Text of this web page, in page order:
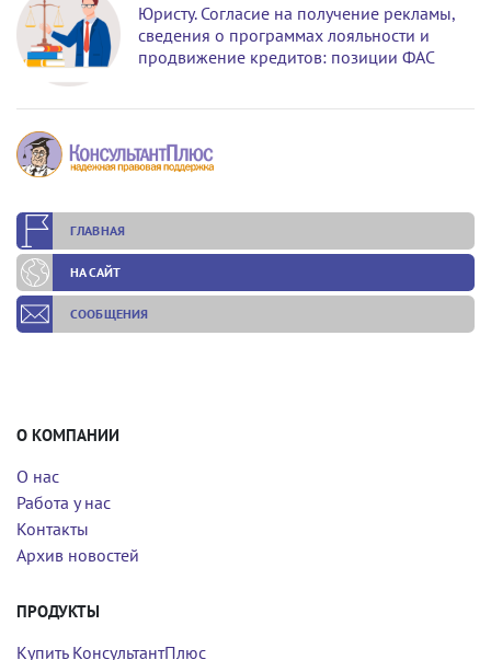
Юристу. Согласие на получение рекламы,
сведения о программах лояльности и
продвижение кредитов: позиции ФАС
ГЛАВНАЯ
НА САЙТ
СООБЩЕНИЯ
О КОМПАНИИ
О нас
Работа у нас
Контакты
Архив новостей
ПРОДУКТЫ
Купить КонсультантПлюс